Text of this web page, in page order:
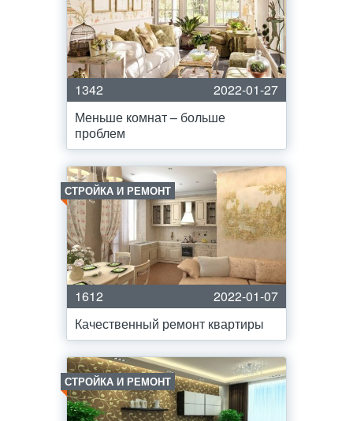
1342
2022-01-27
Меньше комнат – больше
проблем
СТРОЙКА И РЕМОНТ
1612
2022-01-07
Качественный ремонт квартиры
СТРОЙКА И РЕМОНТ